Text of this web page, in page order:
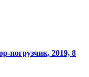
погрузчик, 2019, 8